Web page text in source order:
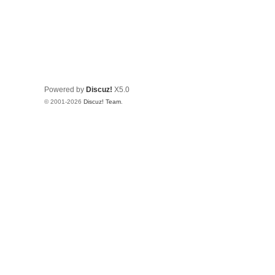
Powered by Discuz! X5.0
© 2001-2026 Discuz! Team